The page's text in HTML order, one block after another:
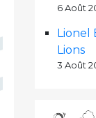
6 Août
Lionel
Lions
3 Août